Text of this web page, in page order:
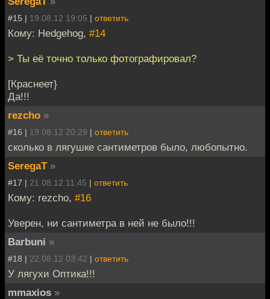
#15 | 19.08.12 19:05 | ответить
Кому: Hedgehog, #14
> Ты её точно только фотографировал?
[Краснеет}
Да!!!
rezcho »
#16 | 19.08.12 20:29 | ответить
сколько в лягушке сантиметров было, любопытно.
SeregaT »
#17 | 21.08.12 11:45 | ответить
Кому: rezcho, #16
Уверен, ни сантиметра в ней не было!!!
Barbuni »
#18 | 22.08.12 03:42 | ответить
У лягухи Оптика!!!
mmaxios »